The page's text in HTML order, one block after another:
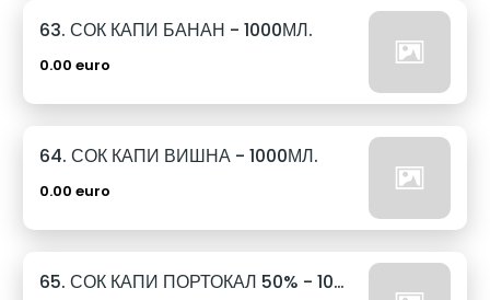
63. СОК КАПИ БАНАН - 1000МЛ.
0.00 euro
64. СОК КАПИ ВИШНА - 1000МЛ.
0.00 euro
65. СОК КАПИ ПОРТОКАЛ 50% - 1000МЛ.